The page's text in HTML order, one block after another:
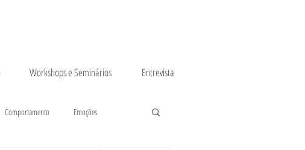
Workshops e Seminários Entrevista
Comportamento Emoções